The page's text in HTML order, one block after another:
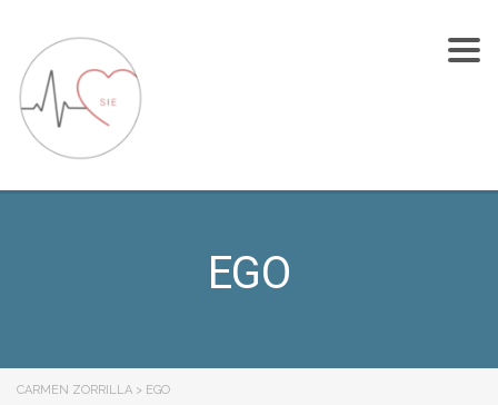
EGO
CARMEN ZORRILLA > EGO